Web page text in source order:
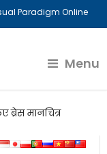
Paradigm Online
Menu
ब्रेस मानचित्र